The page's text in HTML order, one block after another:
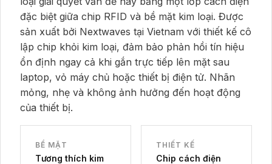
đặc biệt giữa chip RFID và bề mặt kim loại. Được
sản xuất bởi Nextwaves tại Vietnam với thiết kế cô
lập chip khỏi kim loại, đảm bảo phản hồi tín hiệu
ổn định ngay cả khi gắn trực tiếp lên mặt sau
laptop, vỏ máy chủ hoặc thiết bị điện tử. Nhãn
mỏng, nhẹ và không ảnh hưởng đến hoạt động
của thiết bị.
BỀ MẶT
Tương thích kim
THIẾT KẾ
Chip cách điện